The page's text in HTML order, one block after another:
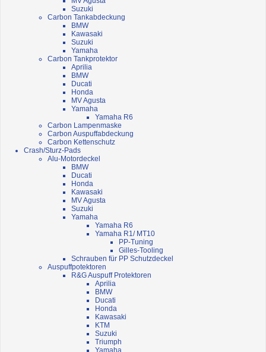
Suzuki
Carbon Tankabdeckung
BMW
Kawasaki
Suzuki
Yamaha
Carbon Tankprotektor
Aprilia
BMW
Ducati
Honda
MV Agusta
Yamaha
Yamaha R6
Carbon Lampenmaske
Carbon Auspuffabdeckung
Carbon Kettenschutz
Crash/Sturz-Pads
Alu-Motordeckel
BMW
Ducati
Honda
Kawasaki
MV Agusta
Suzuki
Yamaha
Yamaha R6
Yamaha R1/ MT10
PP-Tuning
Gilles-Tooling
Schrauben für PP Schutzdeckel
Auspuffpotektoren
R&G Auspuff Protektoren
Aprilia
BMW
Ducati
Honda
Kawasaki
KTM
Suzuki
Triumph
Yamaha